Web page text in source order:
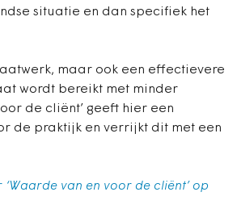
situatie en dan specifiek het
maar ook een effectievere
wordt bereikt met minder
de cliënt’ geeft hier een
de praktijk en verrijkt dit met een
van en voor de cliënt’ op